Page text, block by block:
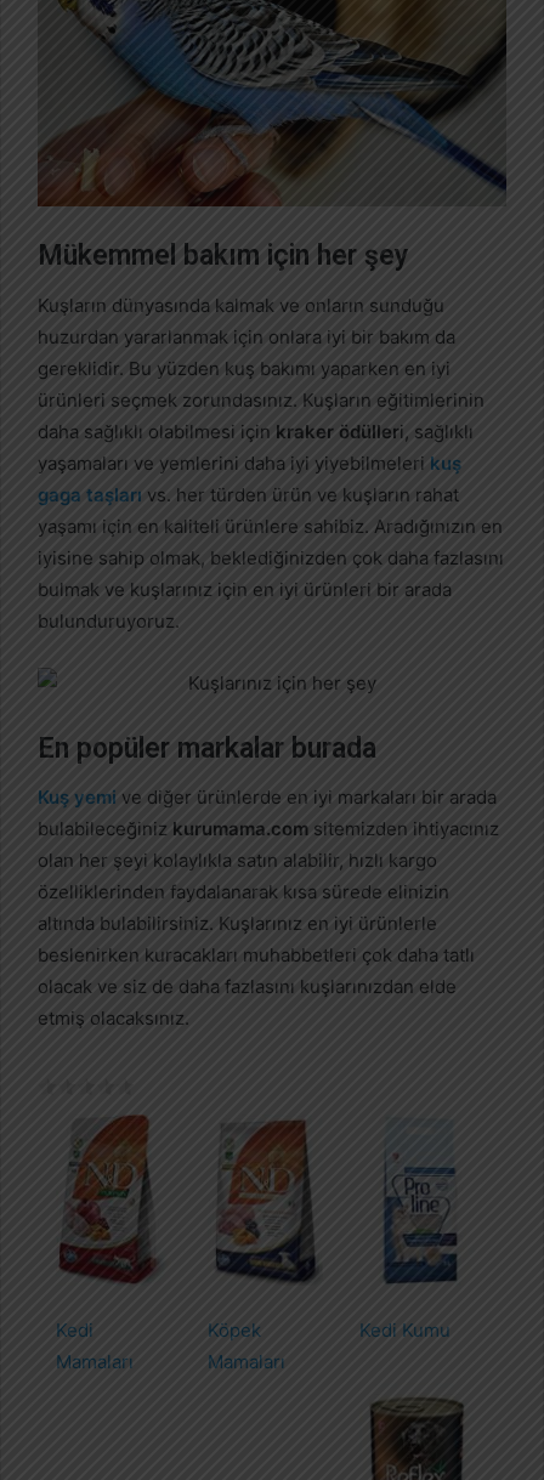
Mükemmel bakım için her şey
Kuşların dünyasında kalmak ve onların sunduğu
huzurdan yararlanmak için onlara iyi bir bakım da
gereklidir. Bu yüzden kuş bakımı yaparken en iyi
ürünleri seçmek zorundasınız. Kuşların eğitimlerinin
daha sağlıklı olabilmesi için kraker ödülleri, sağlıklı
yaşamaları ve yemlerini daha iyi yiyebilmeleri kuş
gaga taşları vs. her türden ürün ve kuşların rahat
yaşamı için en kaliteli ürünlere sahibiz. Aradığınızın en
iyisine sahip olmak, beklediğinizden çok daha fazlasını
bulmak ve kuşlarınız için en iyi ürünleri bir arada
bulunduruyoruz.
En popüler markalar burada
Kuş yemi ve diğer ürünlerde en iyi markaları bir arada
bulabileceğiniz kurumama.com sitemizden ihtiyacınız
olan her şeyi kolaylıkla satın alabilir, hızlı kargo
özelliklerinden faydalanarak kısa sürede elinizin
altında bulabilirsiniz. Kuşlarınız en iyi ürünlerle
beslenirken kuracakları muhabbetleri çok daha tatlı
olacak ve siz de daha fazlasını kuşlarınızdan elde
etmiş olacaksınız.
Kedi
Mamaları
Köpek
Mamaları
Kedi Kumu